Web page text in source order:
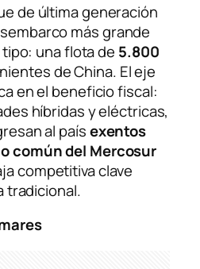
de última generación
más grande
una flota de 5.800
de China. El eje
en el beneficio fiscal:
híbridas y eléctricas,
al paísexentos
común del Mercosur
competitiva clave
tradicional.